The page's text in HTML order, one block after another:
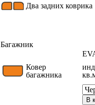
Два задних коврика
Багажник
Ковер
багажника
В